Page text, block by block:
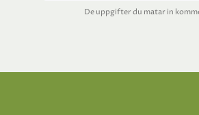
De uppgifter du matar in